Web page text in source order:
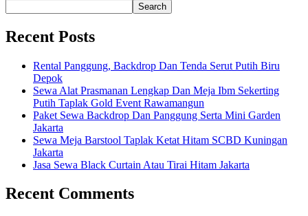
Search
Recent Posts
Rental Panggung, Backdrop Dan Tenda Serut Putih Biru
Depok
Sewa Alat Prasmanan Lengkap Dan Meja Ibm Sekerting
Putih Taplak Gold Event Rawamangun
Paket Sewa Backdrop Dan Panggung Serta Mini Garden
Jakarta
Sewa Meja Barstool Taplak Ketat Hitam SCBD Kuningan
Jakarta
Jasa Sewa Black Curtain Atau Tirai Hitam Jakarta
Recent Comments